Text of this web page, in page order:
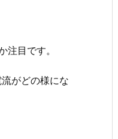
目です。
がどの様にな